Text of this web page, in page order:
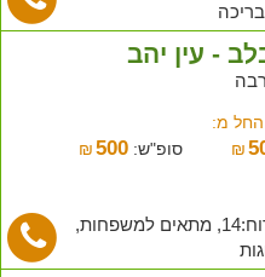
- עין יהב
החל מ:
₪ סופ"ש: ₪ 500
יחידות אירוח:14, מתאים למשפחות,